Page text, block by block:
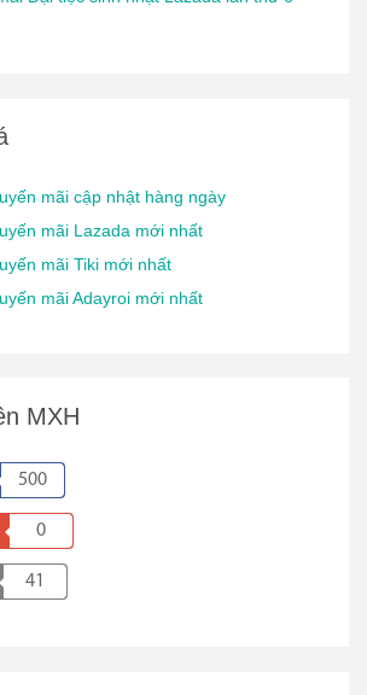
mãi cập nhật hàng ngày
mãi Lazada mới nhất
mãi Tiki mới nhất
mãi Adayroi mới nhất
MXH
500
0
41